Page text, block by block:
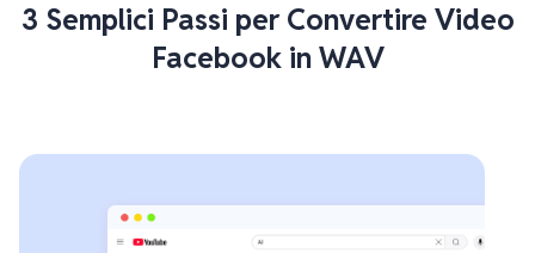
3 Semplici Passi per Convertire Video
Facebook in WAV